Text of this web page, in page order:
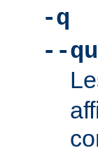
-q
--